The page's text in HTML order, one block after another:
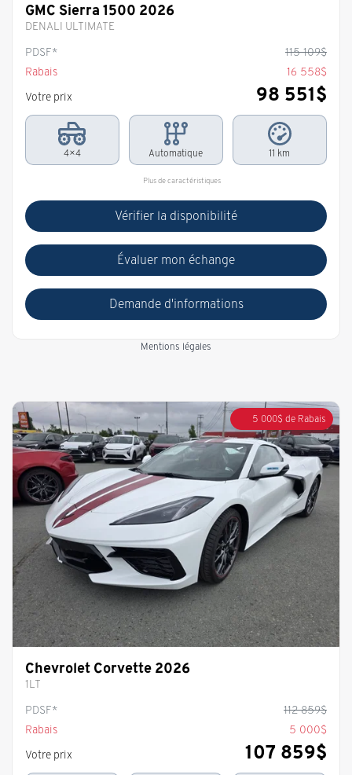
GMC Sierra 1500 2026
DENALI ULTIMATE
PDSF*
115 109$
Rabais
16 558$
Votre prix
98 551$
4×4 Automatique 11 km
Plus de caractéristiques
Vérifier la disponibilité
Évaluer mon échange
Demande d'informations
Mentions légales
5 000$ de Rabais
Chevrolet Corvette 2026
1LT
PDSF*
112 859$
Rabais
5 000$
Votre prix
107 859$